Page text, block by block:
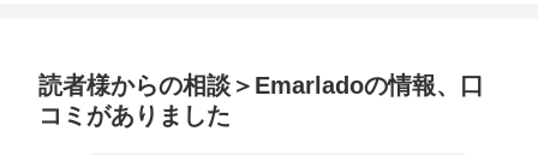
読者様からの相談＞Emarladoの情報、口
コミがありました